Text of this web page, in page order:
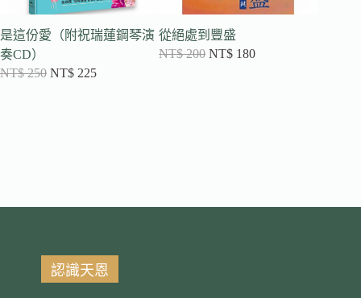
是這份愛（附祝瑞蓮鋼琴演
奏CD）
NT$250 NT$ 225
從絕處到豐盛
NT$200 NT$ 180
認識天恩